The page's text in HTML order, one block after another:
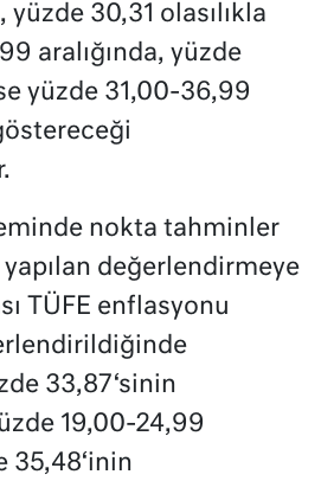
yüzde 30,31 olasılıkla
aralığında, yüzde
yüzde 31,00-36,99
nokta tahminler
yapılan değerlendirmeye
TÜFE enflasyonu
33,87‘sinin
19,00-24,99
35,48‘inin